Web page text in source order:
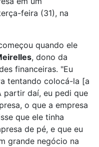
feira (31), na
quando ele
, dono da
financeiras. "Eu
tentando colocá-la [a
partir daí, eu pedi que
o que a empresa
que ele tinha
de pé, e que eu
grande negócio na